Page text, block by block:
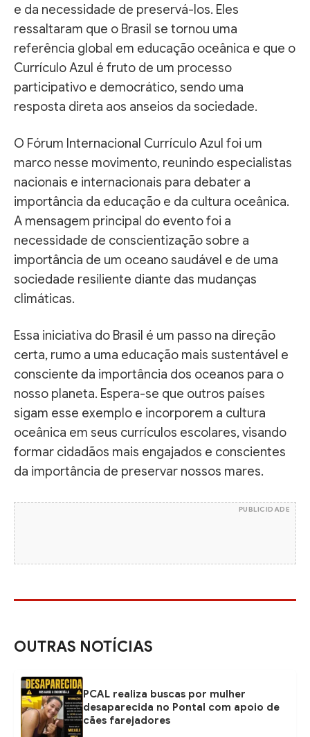
e da necessidade de preservá-los. Eles
ressaltaram que o Brasil se tornou uma
referência global em educação oceânica e que o
Currículo Azul é fruto de um processo
participativo e democrático, sendo uma
resposta direta aos anseios da sociedade.
O Fórum Internacional Currículo Azul foi um
marco nesse movimento, reunindo especialistas
nacionais e internacionais para debater a
importância da educação e da cultura oceânica.
A mensagem principal do evento foi a
necessidade de conscientização sobre a
importância de um oceano saudável e de uma
sociedade resiliente diante das mudanças
climáticas.
Essa iniciativa do Brasil é um passo na direção
certa, rumo a uma educação mais sustentável e
consciente da importância dos oceanos para o
nosso planeta. Espera-se que outros países
sigam esse exemplo e incorporem a cultura
oceânica em seus currículos escolares, visando
formar cidadãos mais engajados e conscientes
da importância de preservar nossos mares.
PUBLICIDADE
OUTRAS NOTÍCIAS
PCAL realiza buscas por mulher
desaparecida no Pontal com apoio de
cães farejadores